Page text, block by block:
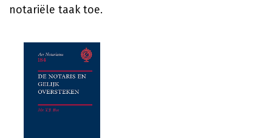
notariële taak toe.